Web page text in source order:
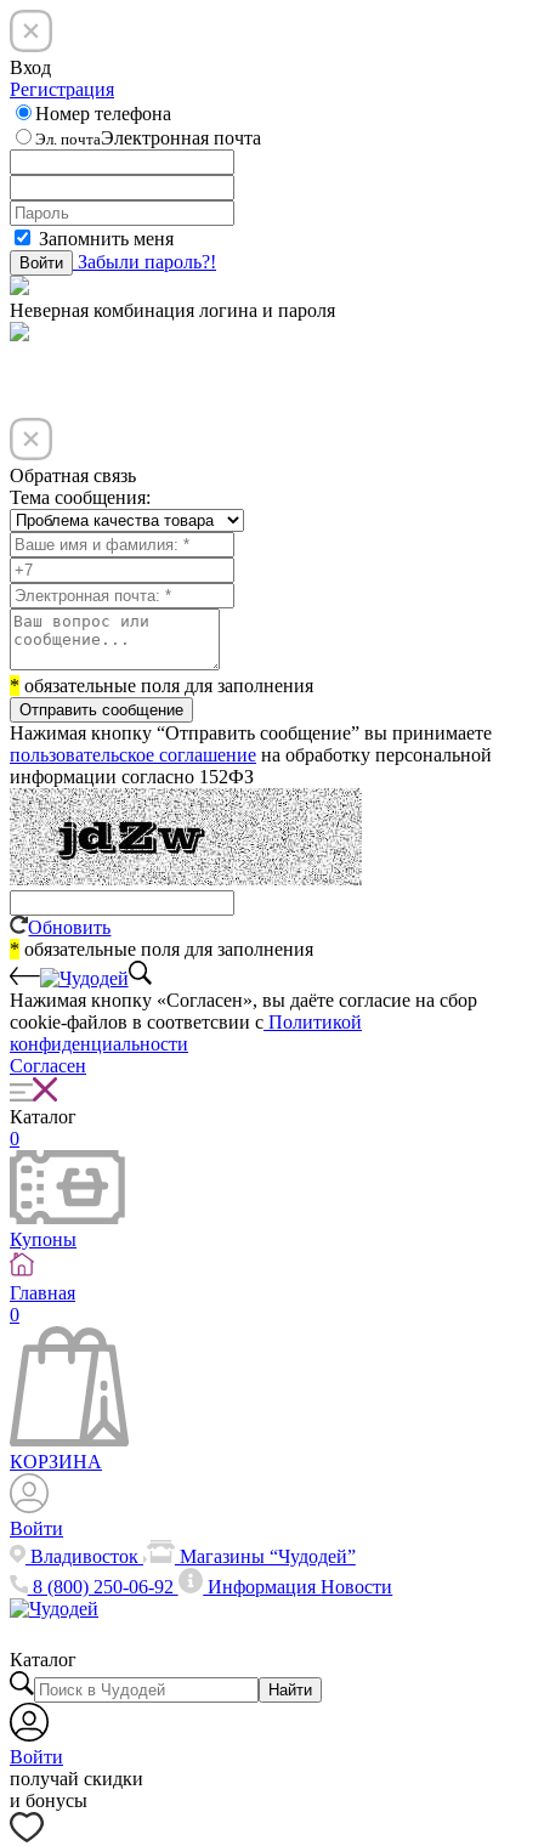
Вход
Регистрация
Номер телефона
Эл. почтаЭлектронная почта
Запомнить меня
Войти Забыли пароль?!
Неверная комбинация логина и пароля
Обратная связь
Тема сообщения:
* обязательные поля для заполнения
Отправить сообщение
Нажимая кнопку “Отправить сообщение” вы принимаете
пользовательское соглашение на обработку персональной
информации согласно 152ФЗ
Обновить
* обязательные поля для заполнения
Нажимая кнопку «Согласен», вы даёте cогласие на сбор
cookie-файлов в соответсвии с Политикой
конфиденциальности
Согласен
Каталог
0
Купоны
Главная
0
КОРЗИНА
Войти
Владивосток
Магазины “Чудодей”
8 (800) 250-06-92
ИнформацияНовости
Каталог
Найти
Войти
получай скидки
и бонусы